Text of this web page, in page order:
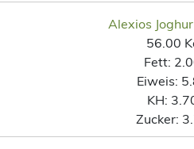
Alexios
56.00
Fett:
Eiweis:
KH:
Zucker: